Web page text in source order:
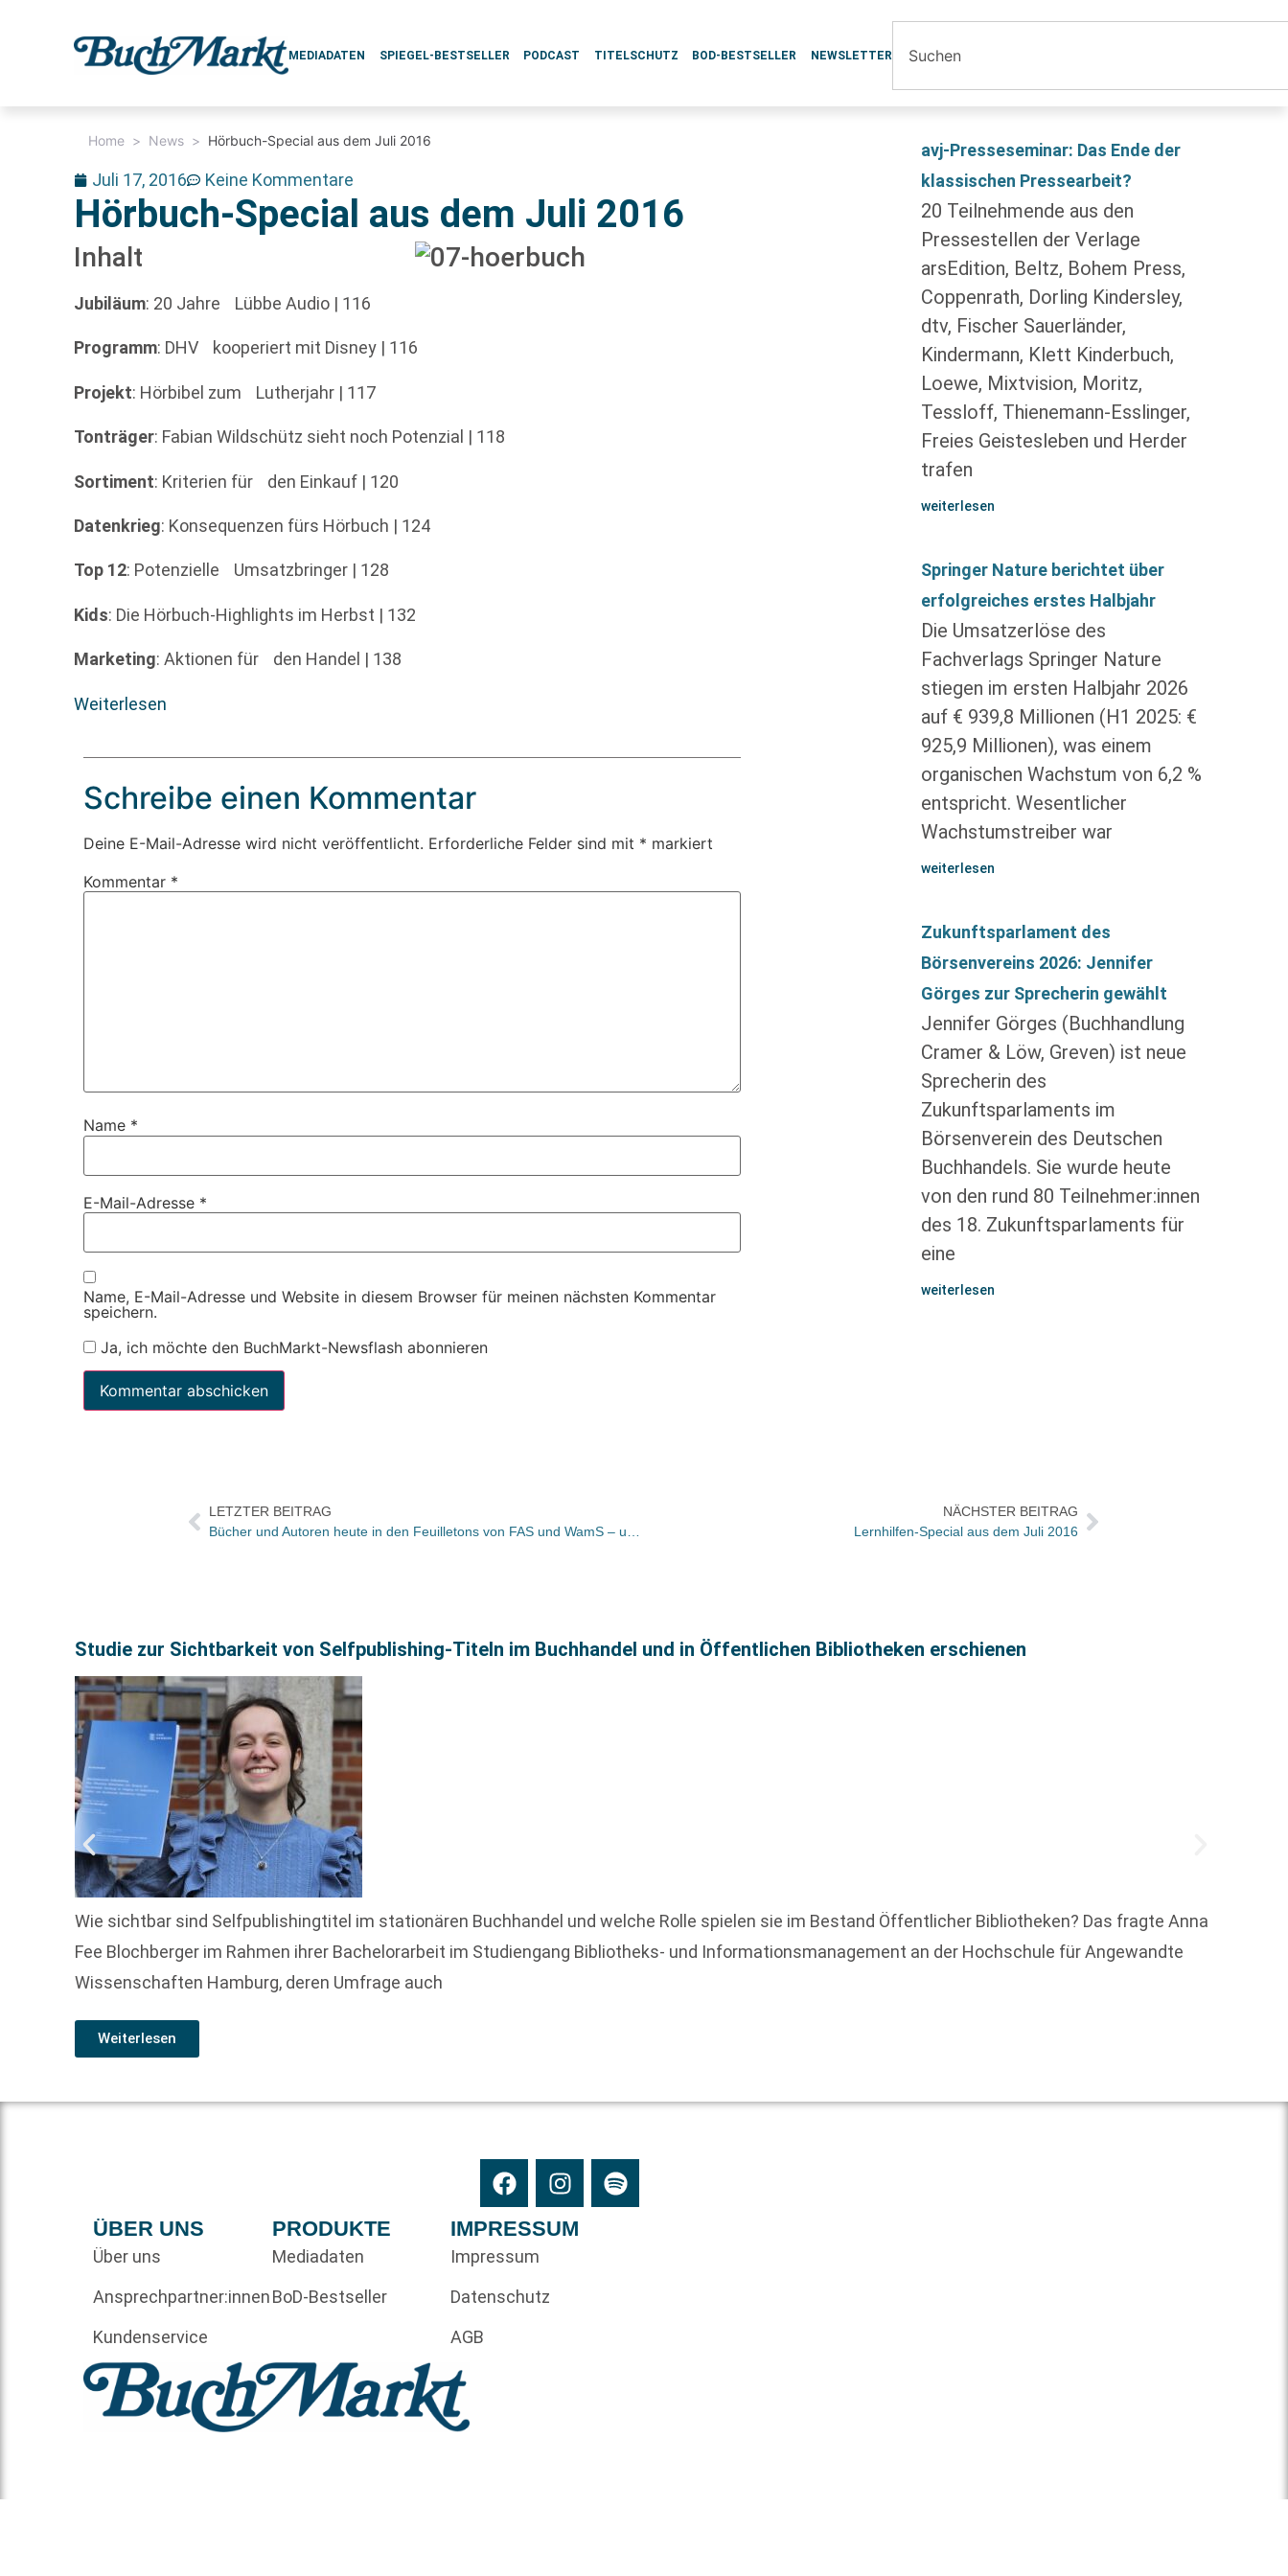
MEDIADATEN SPIEGEL-BESTSELLER PODCAST TITELSCHUTZ BOD-BESTSELLER NEWSLETTER
Home > News > Hörbuch-Special aus dem Juli 2016
Juli 17, 2016 Keine Kommentare
Hörbuch-Special aus dem Juli 2016
Inhalt
Jubiläum: 20 Jahre Lübbe Audio | 116
Programm: DHV kooperiert mit Disney | 116
Projekt: Hörbibel zum Lutherjahr | 117
Tonträger: Fabian Wildschütz sieht noch Potenzial | 118
Sortiment: Kriterien für den Einkauf | 120
Datenkrieg: Konsequenzen fürs Hörbuch | 124
Top 12: Potenzielle Umsatzbringer | 128
Kids: Die Hörbuch-Highlights im Herbst | 132
Marketing: Aktionen für den Handel | 138
Weiterlesen
Schreibe einen Kommentar
Deine E-Mail-Adresse wird nicht veröffentlicht. Erforderliche Felder sind mit * markiert
Kommentar *
Name *
E-Mail-Adresse *
Name, E-Mail-Adresse und Website in diesem Browser für meinen nächsten Kommentar
speichern.
Ja, ich möchte den BuchMarkt-Newsflash abonnieren
avj-Presseseminar: Das Ende der
klassischen Pressearbeit?
20 Teilnehmende aus den
Pressestellen der Verlage
arsEdition, Beltz, Bohem Press,
Coppenrath, Dorling Kindersley,
dtv, Fischer Sauerländer,
Kindermann, Klett Kinderbuch,
Loewe, Mixtvision, Moritz,
Tessloff, Thienemann-Esslinger,
Freies Geistesleben und Herder
trafen
weiterlesen
Springer Nature berichtet über
erfolgreiches erstes Halbjahr
Die Umsatzerlöse des
Fachverlags Springer Nature
stiegen im ersten Halbjahr 2026
auf € 939,8 Millionen (H1 2025: €
925,9 Millionen), was einem
organischen Wachstum von 6,2 %
entspricht. Wesentlicher
Wachstumstreiber war
weiterlesen
Zukunftsparlament des
Börsenvereins 2026: Jennifer
Görges zur Sprecherin gewählt
Jennifer Görges (Buchhandlung
Cramer & Löw, Greven) ist neue
Sprecherin des
Zukunftsparlaments im
Börsenverein des Deutschen
Buchhandels. Sie wurde heute
von den rund 80 Teilnehmer:innen
des 18. Zukunftsparlaments für
eine
weiterlesen
LETZTER BEITRAG
NÄCHSTER BEITRAG
Lernhilfen-Special aus dem Juli 2016
Studie zur Sichtbarkeit von Selfpublishing-Titeln im Buchhandel und in Öffentlichen Bibliotheken erschienen
Wie sichtbar sind Selfpublishingtitel im stationären Buchhandel und welche Rolle spielen sie im Bestand Öffentlicher Bibliotheken? Das fragte Anna
Fee Blochberger im Rahmen ihrer Bachelorarbeit im Studiengang Bibliotheks- und Informationsmanagement an der Hochschule für Angewandte
Wissenschaften Hamburg, deren Umfrage auch
Weiterlesen
ÜBER UNS
Über uns
Ansprechpartner:innen
Kundenservice
PRODUKTE
Mediadaten
BoD-Bestseller
IMPRESSUM
Impressum
Datenschutz
AGB